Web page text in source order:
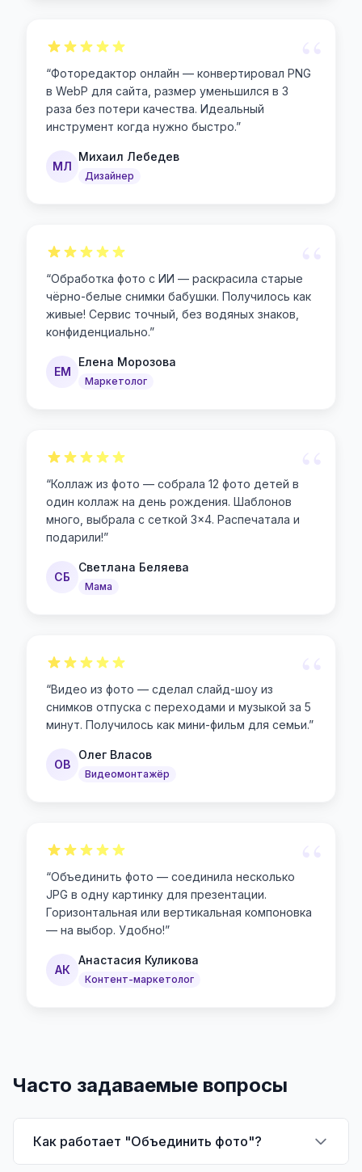
“
“Фоторедактор онлайн — конвертировал PNG
в WebP для сайта, размер уменьшился в 3
раза без потери качества. Идеальный
инструмент когда нужно быстро.”
МЛ
Михаил Лебедев
Дизайнер
“
“Обработка фото с ИИ — раскрасила старые
чёрно-белые снимки бабушки. Получилось как
живые! Сервис точный, без водяных знаков,
конфиденциально.”
ЕМ
Елена Морозова
Маркетолог
“Коллаж из фото — собрала 12 фото детей в
один коллаж на день рождения. Шаблонов
много, выбрала с сеткой 3×4. Распечатала и
подарили!”
СБ
Светлана Беляева
Мама
“Видео из фото — сделал слайд-шоу из
снимков отпуска с переходами и музыкой за 5
минут. Получилось как мини-фильм для семьи.”
ОВ
Олег Власов
Видеомонтажёр
“Объединить фото — соединила несколько
JPG в одну картинку для презентации.
Горизонтальная или вертикальная компоновка
— на выбор. Удобно!”
АК
Анастасия Куликова
Контент-маркетолог
Часто задаваемые вопросы
Как работает "Объединить фото"?